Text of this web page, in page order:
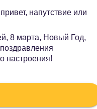
напутствие или
8 марта, Новый Год,
настроения!